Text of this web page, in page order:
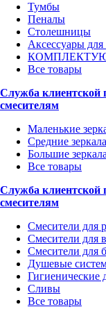
Тумбы
Пеналы
Столешницы
Аксессуары
Все товары
Служба клиентской
смесителям
Маленькие
Средние зеркала
Большие зеркала
Все товары
Служба клиентской
смесителям
Смесители для
Смесители для
Смесители для
Душевые
Гигиенические
Сливы
Все товары